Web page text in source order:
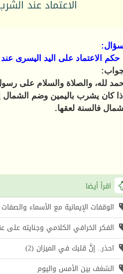
الاعتماد عند
حكم الاعتماد على اليد اليسرى
لله، والصلاة والسلام على
كان يشرب باليمين وضم الشمال
فالسنة لعقها.
اقرأ أيضا
الوقفات الإيمانية مع الأسماء والصفات الإلهية (25) اسما الله (الأول،
الفكر الخرافي الكلامي وجنايته على عقائد المسلمين (1) أسباب حرص
احذر.. إنَّ قلبك في الميزان (2)
الشغف بين الأمس واليوم